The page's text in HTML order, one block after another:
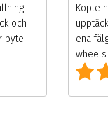
och
byte
Köpte
ena